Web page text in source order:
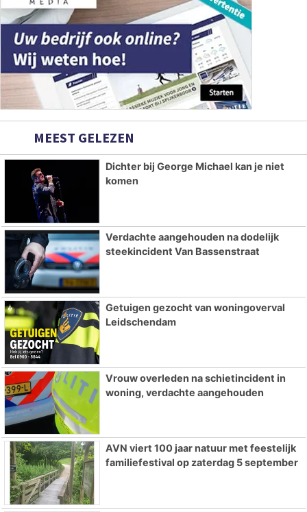
MEEST GELEZEN
Dichter bij George Michael kan je niet
komen
Verdachte aangehouden na dodelijk
steekincident Van Bassenstraat
Getuigen gezocht van woningoverval
Leidschendam
Vrouw overleden na schietincident in
woning, verdachte aangehouden
AVN viert 100 jaar natuur met feestelijk
familiefestival op zaterdag 5 september